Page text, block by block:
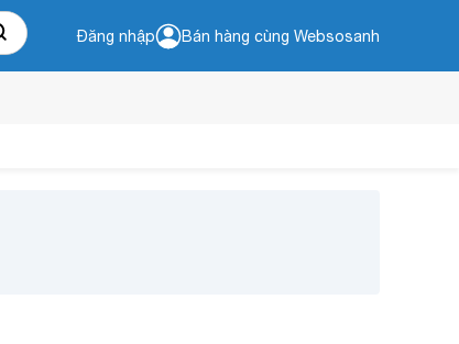
Đăng nhập Bán hàng cùng Websosanh